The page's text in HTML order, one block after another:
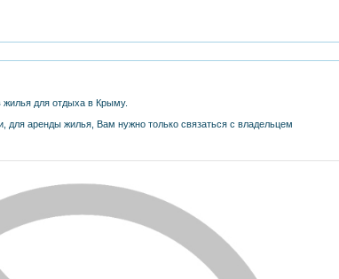
для отдыха в Крыму.
для аренды жилья, Вам нужно только связаться с владельцем